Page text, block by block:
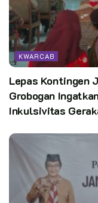
Selain itu diharapkan
kepramukaan harus
memberikan
Kegiatan ini dihadiri
Ketua Kwartir
Bidang Pembinaan
Kwarran, Danramil,
Cibungbulang,
Majelis Pembimbing
Cibungbulang.
Editor:
CST
KWARCAB
Lepas Kontingen
Grobogan
Inkulsivitas